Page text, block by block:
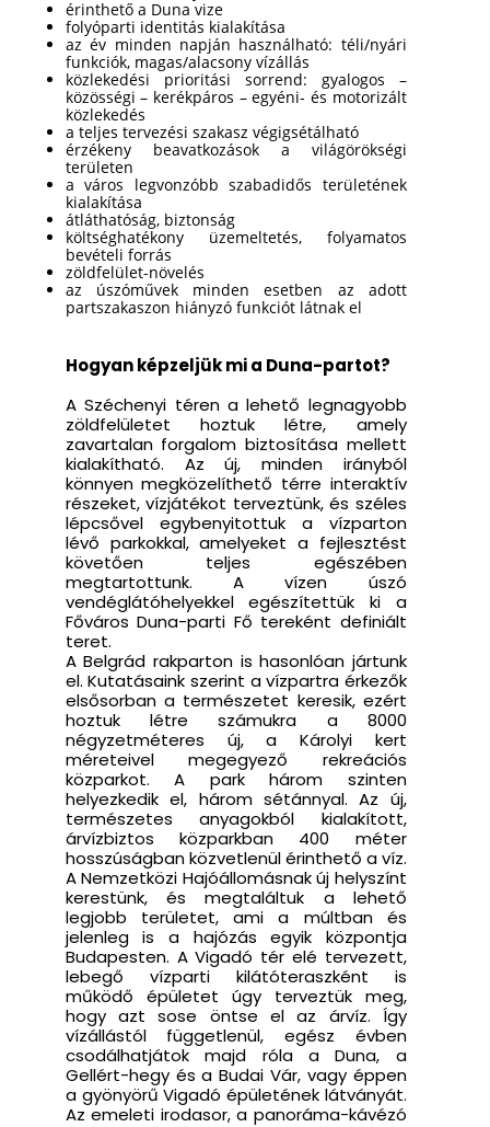
érinthető a Duna vize
folyóparti identitás kialakítása
az év minden napján használható: téli/nyári
funkciók, magas/alacsony vízállás
közlekedési prioritási sorrend: gyalogos –
közösségi – kerékpáros – egyéni- és motorizált
közlekedés
a teljes tervezési szakasz végigsétálható
érzékeny beavatkozások a világörökségi
területen
a város legvonzóbb szabadidős területének
kialakítása
átláthatóság, biztonság
költséghatékony üzemeltetés, folyamatos
bevételi forrás
zöldfelület-növelés
az úszóművek minden esetben az adott
partszakaszon hiányzó funkciót látnak el
Hogyan képzeljük mi a Duna-partot?
A Széchenyi téren a lehető legnagyobb
zöldfelületet hoztuk létre, amely
zavartalan forgalom biztosítása mellett
kialakítható. Az új, minden irányból
könnyen megközelíthető térre interaktív
részeket, vízjátékot terveztünk, és széles
lépcsővel egybenyitottuk a vízparton
lévő parkokkal, amelyeket a fejlesztést
követően teljes egészében
megtartottunk. A vízen úszó
vendéglátóhelyekkel egészítettük ki a
Főváros Duna-parti Fő tereként definiált
teret.
A Belgrád rakparton is hasonlóan jártunk
el. Kutatásaink szerint a vízpartra érkezők
elsősorban a természetet keresik, ezért
hoztuk létre számukra a 8000
négyzetméteres új, a Károlyi kert
méreteivel megegyező rekreációs
közparkot. A park három szinten
helyezkedik el, három sétánnyal. Az új,
természetes anyagokból kialakított,
árvízbiztos közparkban 400 méter
hosszúságban közvetlenül érinthető a víz.
A Nemzetközi Hajóállomásnak új helyszínt
kerestünk, és megtaláltuk a lehető
legjobb területet, ami a múltban és
jelenleg is a hajózás egyik központja
Budapesten. A Vigadó tér elé tervezett,
lebegő vízparti kilátóteraszként is
működő épületet úgy terveztük meg,
hogy azt sose öntse el az árvíz. Így
vízállástól függetlenül, egész évben
csodálhatjátok majd róla a Duna, a
Gellért-hegy és a Budai Vár, vagy éppen
a gyönyörű Vigadó épületének látványát.
Az emeleti irodasor, a panoráma-kávézó